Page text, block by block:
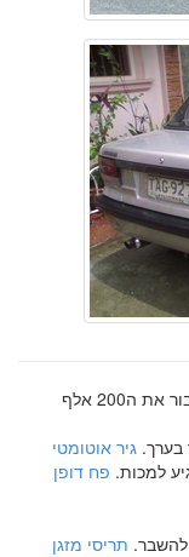
מנוע הרכב לא אמין במיוחד. מתקשה לעבור את ה200 אלף
גיר אוטומטי
למכות. פח דופן
להשבר. תריסי מזגן